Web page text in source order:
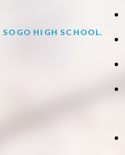
HIGH SCHOOL.